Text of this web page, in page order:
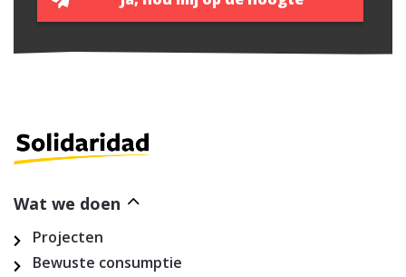
Wat we doen
Projecten
Bewuste consumptie